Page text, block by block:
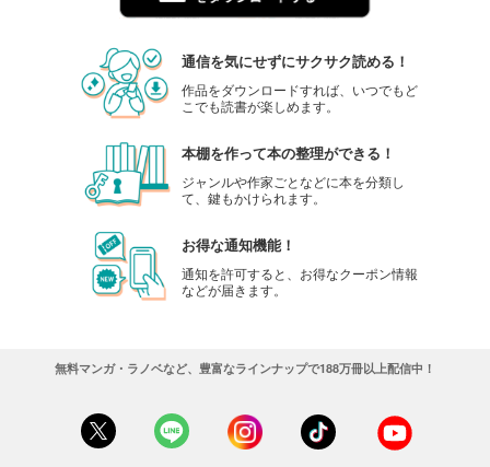
通信を気にせずにサクサク読める！
作品をダウンロードすれば、いつでもど
こでも読書が楽しめます。
本棚を作って本の整理ができる！
ジャンルや作家ごとなどに本を分類し
て、鍵もかけられます。
お得な通知機能！
通知を許可すると、お得なクーポン情報
などが届きます。
無料マンガ・ラノベなど、豊富なラインナップで188万冊以上配信中！